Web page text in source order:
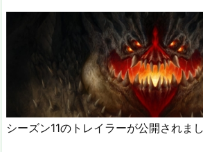
シーズン11のトレイラーが公開されまし